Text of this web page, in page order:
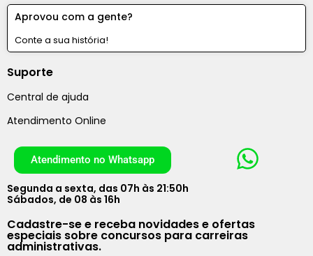
Aprovou com a gente?
Conte a sua história!
Suporte
Central de ajuda
Atendimento Online
Atendimento no Whatsapp
Segunda a sexta, das 07h às 21:50h
Sábados, de 08 às 16h
Cadastre-se e receba novidades e ofertas
especiais sobre concursos para carreiras
administrativas.